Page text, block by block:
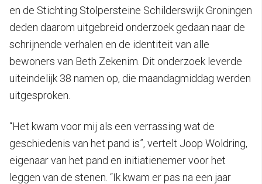
en de Stichting Stolpersteine Schilderswijk Groningen
deden daarom uitgebreid onderzoek gedaan naar de
schrijnende verhalen en de identiteit van alle
bewoners van Beth Zekenim. Dit onderzoek leverde
uiteindelijk 38 namen op, die maandagmiddag werden
uitgesproken.
“Het kwam voor mij als een verrassing wat de
geschiedenis van het pand is”, vertelt Joop Woldring,
eigenaar van het pand en initiatienemer voor het
leggen van de stenen. “Ik kwam er pas na een jaar